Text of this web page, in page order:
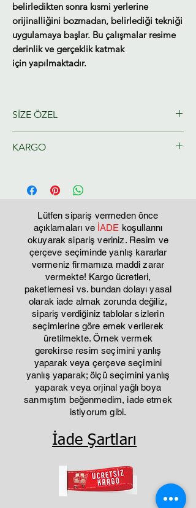
belirledikten sonra kısmi yerlerine
orijinalliğini bozmadan, belirlediği tekniği
uygulamaya başlar. Bu çalışmalar resime
derinlik ve gerçeklik katmak
için yapılmaktadır.
SİZE ÖZEL
olarak hazırlanacaktır.
KARGO
Lütfen sipariş vermeden önce
açıklamaları ve İADE koşullarını
okuyarak sipariş veriniz. Resim ve
çerçeve seçiminde yanlış kararlar
vermeniz firmamıza maddi zarar
vermekte! Kargo ücretleri,
paketlemesi vs. bundan dolayı yasal
olarak iade almak zorunda değiliz,
sipariş verdiğiniz tablolar sizlerin
seçimlerine göre emek verilerek
üretilmekte. Örnek vermek
gerekirse resim seçimini yanlış
yaparak veya çerçeve seçimini
yanlış yaparak; ölçü seçimini yanlış
yaparak veya orjinal yağlı boya
sanmıştım beğenmedim, iade etmek
istiyorum gibi.
İade Şartları